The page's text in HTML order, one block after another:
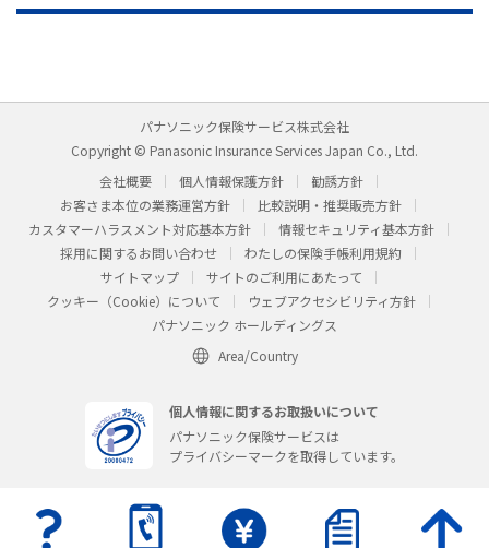
パナソニック保険サービス株式会社
Copyright © Panasonic Insurance Services Japan Co., Ltd.
会社概要
個人情報保護方針
勧誘方針
お客さま本位の業務運営方針
比較説明・推奨販売方針
カスタマーハラスメント対応基本方針
情報セキュリティ基本方針
採用に関するお問い合わせ
わたしの保険手帳利用規約
サイトマップ
サイトのご利用にあたって
クッキー（Cookie）について
ウェブアクセシビリティ方針
パナソニック ホールディングス
Area/Country
個人情報に関するお取扱いについて
パナソニック保険サービスは
プライバシーマークを取得しています。